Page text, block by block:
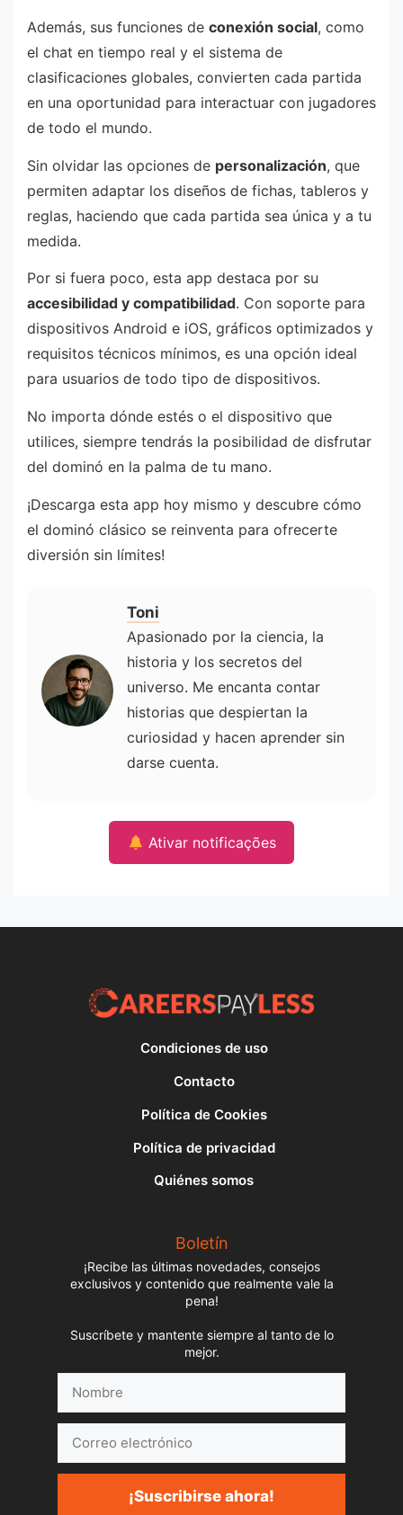
Además, sus funciones de conexión social, como
el chat en tiempo real y el sistema de
clasificaciones globales, convierten cada partida
en una oportunidad para interactuar con jugadores
de todo el mundo.
Sin olvidar las opciones de personalización, que
permiten adaptar los diseños de fichas, tableros y
reglas, haciendo que cada partida sea única y a tu
medida.
Por si fuera poco, esta app destaca por su
accesibilidad y compatibilidad. Con soporte para
dispositivos Android e iOS, gráficos optimizados y
requisitos técnicos mínimos, es una opción ideal
para usuarios de todo tipo de dispositivos.
No importa dónde estés o el dispositivo que
utilices, siempre tendrás la posibilidad de disfrutar
del dominó en la palma de tu mano.
¡Descarga esta app hoy mismo y descubre cómo
el dominó clásico se reinventa para ofrecerte
diversión sin límites!
Toni
Apasionado por la ciencia, la
historia y los secretos del
universo. Me encanta contar
historias que despiertan la
curiosidad y hacen aprender sin
darse cuenta.
Ativar notificações
Condiciones de uso
Contacto
Política de Cookies
Política de privacidad
Quiénes somos
Boletín
¡Recibe las últimas novedades, consejos
exclusivos y contenido que realmente vale la
pena!
Suscríbete y mantente siempre al tanto de lo
mejor.
electrónico
¡Suscribirse ahora!